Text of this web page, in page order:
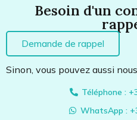
Besoin d'un
Demande de rappel
Sinon, vous pouvez aussi
Téléphone :
WhatsApp :